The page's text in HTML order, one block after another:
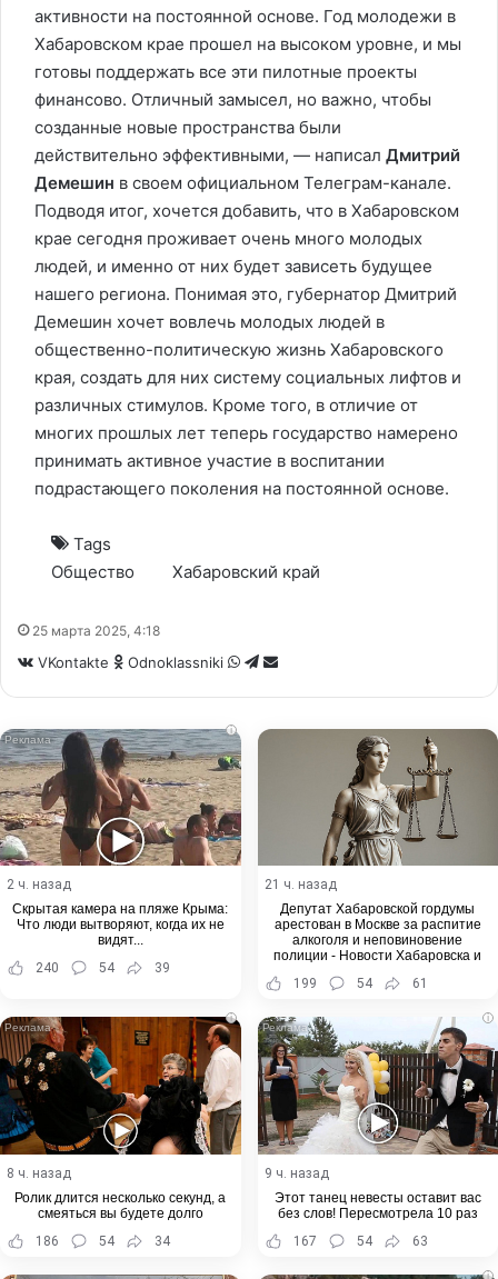
активности на постоянной основе. Год молодежи в
Хабаровском крае прошел на высоком уровне, и мы
готовы поддержать все эти пилотные проекты
финансово. Отличный замысел, но важно, чтобы
созданные новые пространства были
действительно эффективными, — написал Дмитрий
Демешин в своем официальном Телеграм-канале.
Подводя итог, хочется добавить, что в Хабаровском
крае сегодня проживает очень много молодых
людей, и именно от них будет зависеть будущее
нашего региона. Понимая это, губернатор Дмитрий
Демешин хочет вовлечь молодых людей в
общественно-политическую жизнь Хабаровского
края, создать для них систему социальных лифтов и
различных стимулов. Кроме того, в отличие от
многих прошлых лет теперь государство намерено
принимать активное участие в воспитании
подрастающего поколения на постоянной основе.
Tags
Общество
Хабаровский край
25 марта 2025, 4:18
VKontakte Odnoklassniki WhatsApp
Telegram
Share
i
2 ч. назад
Скрытая камера на пляже Крыма:
Что люди вытворяют, когда их не
видят...
240
54 39
21 ч. назад
Депутат Хабаровской гордумы
арестован в Москве за распитие
алкоголя и неповиновение
полиции - Новости Хабаровска и
199 54 61
i
8 ч. назад
Ролик длится несколько секунд, а
смеяться вы будете долго
186
54 34
i
9 ч. назад
Этот танец невесты оставит вас
без слов! Пересмотрела 10 раз
167
54 63
i